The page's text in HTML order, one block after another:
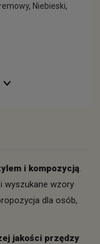
Niebieski,
i kompozycją.
wyszukane wzory
dla osób,
jakości przędzy